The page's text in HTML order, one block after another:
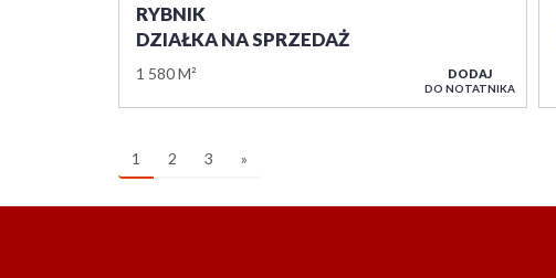
RYBNIK
DZIAŁKA NA SPRZEDAŻ
1 580 M² DODAJ
DO NOTATNIKA
1 2 3 »